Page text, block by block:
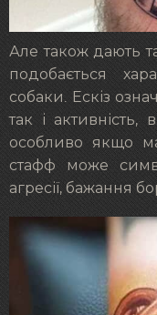
Але також дають
подобається
собаки. Ескіз
так і активність,
особливо якщо
стафф може
агресії, бажання